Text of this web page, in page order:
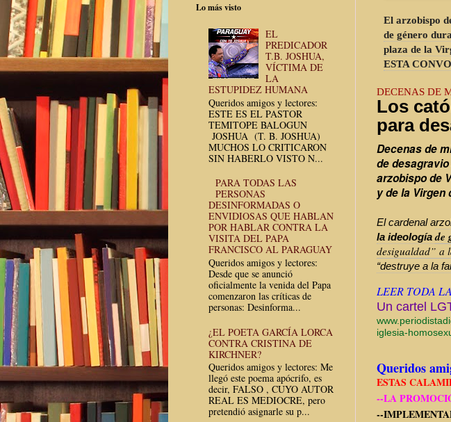
El arzobispo
de género
plaza de la
ESTA
DECENAS DE
Los
para
Decenas de
de
arzobispo de
y de la Virgen
El cardenal
la ideologíade
desigualdad” a
“destruye a la
LEER TODA
Un cartel
iglesia-
Queridos
ESTAS
--LA
--
Lo más visto
EL
PREDICADOR
T.B. JOSHUA,
VÍCTIMA DE
LA
ESTUPIDEZ HUMANA
Queridos amigos y lectores:
ESTE ES EL PASTOR
TEMITOPE BALOGUN
JOSHUA (T. B. JOSHUA)
MUCHOS LO CRITICARON
SIN HABERLO VISTO N...
PARA TODAS LAS
PERSONAS
DESINFORMADAS O
ENVIDIOSAS QUE HABLAN
POR HABLAR CONTRA LA
VISITA DEL PAPA
FRANCISCO AL PARAGUAY
Queridos amigos y lectores:
Desde que se anunció
oficialmente la venida del Papa
comenzaron las críticas de
personas: Desinforma...
¿EL POETA GARCÍA LORCA
CONTRA CRISTINA DE
KIRCHNER?
Queridos amigos y lectores: Me
llegó este poema apócrifo, es
decir, FALSO , CUYO AUTOR
REAL ES MEDIOCRE, pero
pretendió asignarle su p...